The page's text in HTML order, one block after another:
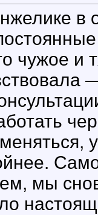
в
чужое и
мы